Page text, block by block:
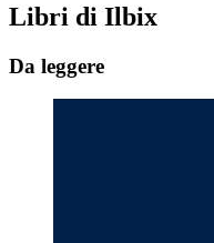
Libri di Ilbix
Da leggere